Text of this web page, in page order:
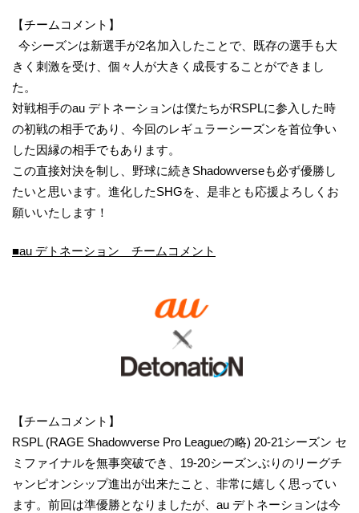
【チームコメント】
今シーズンは新選手が2名加入したことで、既存の選手も大
きく刺激を受け、個々人が大きく成長することができまし
た。
対戦相手のau デトネーションは僕たちがRSPLに参入した時
の初戦の相手であり、今回のレギュラーシーズンを首位争い
した因縁の相手でもあります。
この直接対決を制し、野球に続きShadowverseも必ず優勝し
たいと思います。進化したSHGを、是非とも応援よろしくお
願いいたします！
■au デトネーション チームコメント
【チームコメント】
RSPL (RAGE Shadowverse Pro Leagueの略) 20-21シーズン セ
ミファイナルを無事突破でき、19-20シーズンぶりのリーグチ
ャンピオンシップ進出が出来たこと、非常に嬉しく思ってい
ます。前回は準優勝となりましたが、au デトネーションは今